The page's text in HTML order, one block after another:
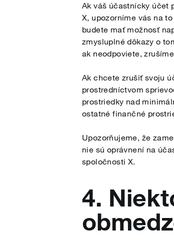
Ak váš účastnícky účet
X, upozorníme vás na
budete mať možnosť
zmysluplné dôkazy o
ak neodpoviete,
Ak chcete zrušiť svoju
prostredníctvom
prostriedky nad
ostatné finančné
Upozorňujeme, že
nie sú oprávnení na
spoločnosti X.
4.